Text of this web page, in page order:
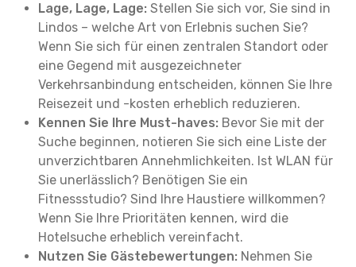
Lage, Lage, Lage: Stellen Sie sich vor, Sie sind in
Lindos – welche Art von Erlebnis suchen Sie?
Wenn Sie sich für einen zentralen Standort oder
eine Gegend mit ausgezeichneter
Verkehrsanbindung entscheiden, können Sie Ihre
Reisezeit und -kosten erheblich reduzieren.
Kennen Sie Ihre Must-haves: Bevor Sie mit der
Suche beginnen, notieren Sie sich eine Liste der
unverzichtbaren Annehmlichkeiten. Ist WLAN für
Sie unerlässlich? Benötigen Sie ein
Fitnessstudio? Sind Ihre Haustiere willkommen?
Wenn Sie Ihre Prioritäten kennen, wird die
Hotelsuche erheblich vereinfacht.
Nutzen Sie Gästebewertungen: Nehmen Sie